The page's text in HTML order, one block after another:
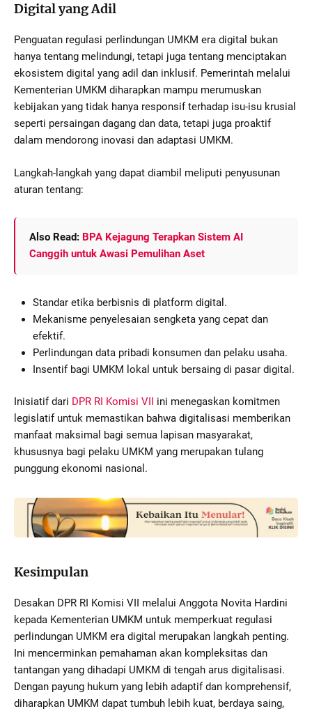
Digital yang Adil
Penguatan regulasi perlindungan UMKM era digital bukan
hanya tentang melindungi, tetapi juga tentang menciptakan
ekosistem digital yang adil dan inklusif. Pemerintah melalui
Kementerian UMKM diharapkan mampu merumuskan
kebijakan yang tidak hanya responsif terhadap isu-isu krusial
seperti persaingan dagang dan data, tetapi juga proaktif
dalam mendorong inovasi dan adaptasi UMKM.
Langkah-langkah yang dapat diambil meliputi penyusunan
aturan tentang:
Also Read: BPA Kejagung Terapkan Sistem AI
Canggih untuk Awasi Pemulihan Aset
Standar etika berbisnis di platform digital.
Mekanisme penyelesaian sengketa yang cepat dan
efektif.
Perlindungan data pribadi konsumen dan pelaku usaha.
Insentif bagi UMKM lokal untuk bersaing di pasar digital.
Inisiatif dari DPR RI Komisi VII
ini menegaskan komitmen
legislatif untuk memastikan bahwa digitalisasi memberikan
manfaat maksimal bagi semua lapisan masyarakat,
khususnya bagi pelaku UMKM yang merupakan tulang
punggung ekonomi nasional.
Kesimpulan
Desakan DPR RI Komisi VII melalui Anggota Novita Hardini
kepada Kementerian UMKM untuk memperkuat regulasi
perlindungan UMKM era digital merupakan langkah penting.
Ini mencerminkan pemahaman akan kompleksitas dan
tantangan yang dihadapi UMKM di tengah arus digitalisasi.
Dengan payung hukum yang lebih adaptif dan komprehensif,
diharapkan UMKM dapat tumbuh lebih kuat, berdaya saing,